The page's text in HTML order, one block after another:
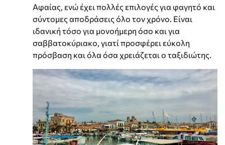
Αφαίας, ενώ έχει πολλές επιλογές για φαγητό και
σύντομες αποδράσεις όλο τον χρόνο. Είναι
ιδανική τόσο για μονοήμερη όσο και για
σαββατοκύριακο, γιατί προσφέρει εύκολη
πρόσβαση και όλα όσα χρειάζεται ο ταξιδιώτης.